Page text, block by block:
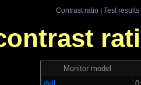
Contrast ratio| Test results
Monitor model